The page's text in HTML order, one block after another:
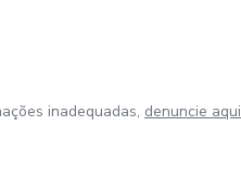
inadequadas, denuncie aqui